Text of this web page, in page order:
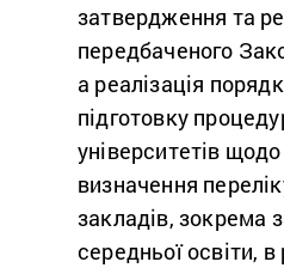
затвердження та
передбаченого
а реалізація
підготовку
університетів
визначення
закладів, зокрема
середньої освіти,